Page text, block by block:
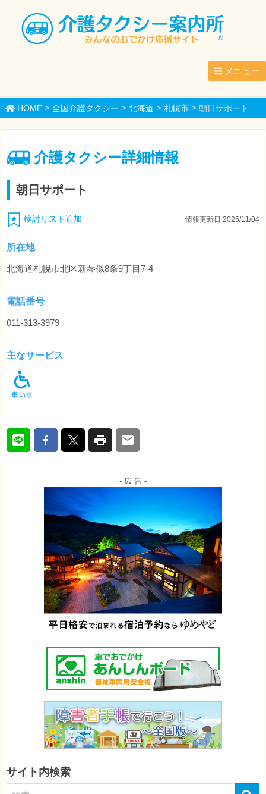
メニュー
HOME> 全国介護タクシー > 北海道 > 札幌市> 朝日サポート
介護タクシー詳細情報
朝日サポート
検討リスト追加 情報更新日 2025/11/04
所在地
北海道札幌市北区新琴似8条9丁目7-4
電話番号
011-313-3979
主なサービス
- 広 告 -
サイト内検索